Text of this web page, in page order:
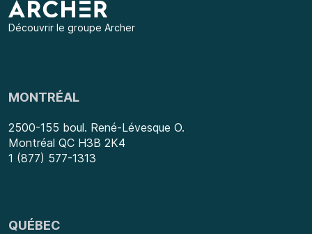
Découvrir le groupe Archer
MONTRÉAL
2500-155 boul. René-Lévesque O.
Montréal QC H3B 2K4
1 (877) 577-1313
QUÉBEC